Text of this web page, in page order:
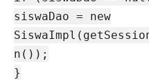
siswaDao = new
n());
}